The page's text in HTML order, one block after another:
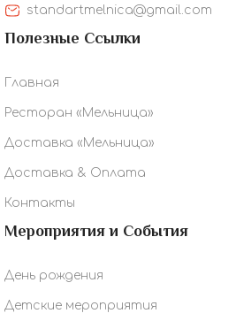
standartmelnica@gmail.com
Полезные Ссылки
Главная
Ресторан «Мельница»
Доставка «Мельница»
Доставка & Оплата
Контакты
Мероприятия и События
День рождения
Детские мероприятия